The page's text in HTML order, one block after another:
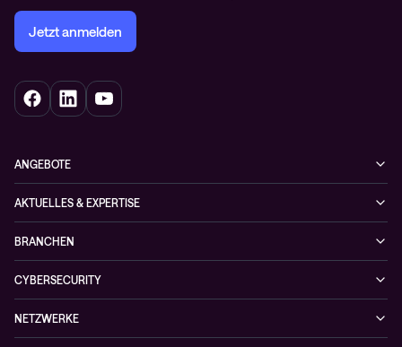
Jetzt anmelden
ANGEBOTE
Netzwerke
Hybrid cloud
Observability
Projektanfragen
AKTUELLES & EXPERTISE
Cases
News
Podcast
BRANCHEN
Finance
Healthcare
CYBERSECURITY
Cybersecurity-Lösungen
NETZWERKE